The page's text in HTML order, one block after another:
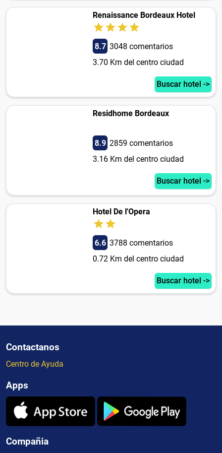
Renaissance Bordeaux Hotel
8.7 3048 comentarios
3.70 Km del centro ciudad
Buscar hotel ->
Residhome Bordeaux
8.9 2859 comentarios
3.16 Km del centro ciudad
Buscar hotel ->
Hotel De l'Opera
6.6 3788 comentarios
0.72 Km del centro ciudad
Buscar hotel ->
Contactanos
Centro de Ayuda
Apps
Compañia